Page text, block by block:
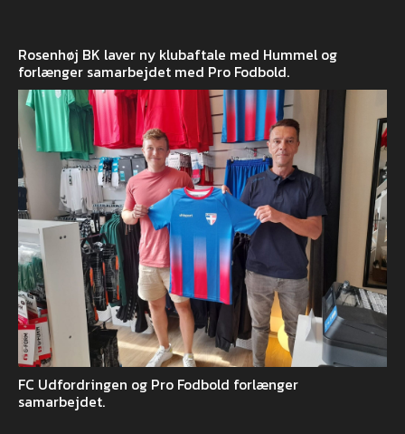
Rosenhøj BK laver ny klubaftale med Hummel og
forlænger samarbejdet med Pro Fodbold.
FC Udfordringen og Pro Fodbold forlænger
samarbejdet.